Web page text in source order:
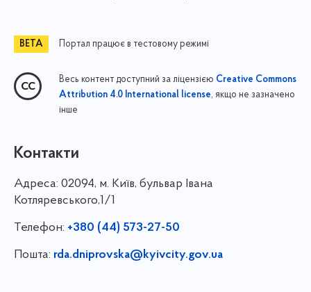
Портал працює в тестовому режимі
Весь контент доступний за ліцензією Creative Commons
Attribution 4.0 International license, якщо не зазначено
інше
Контакти
Адреса: 02094, м. Київ, бульвар Івана
Котляревського,1/1
Телефон: +380 (44) 573-27-50
Пошта: rda.dniprovska@kyivcity.gov.ua